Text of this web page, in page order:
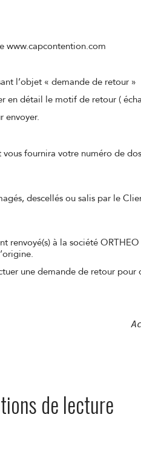
www.capcontention.com
l’objet « demande de retour »
en détail le motif de retour (
envoyer.
fournira votre numéro de
descellés ou salis par le
renvoyé(s) à la société
une demande de retour
de lecture